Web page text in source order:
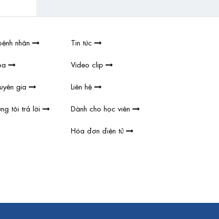
nhân Tin tức
Video clip
gia Liên hệ
tôi trả lời Dành cho học viên
Hóa đơn điện tử